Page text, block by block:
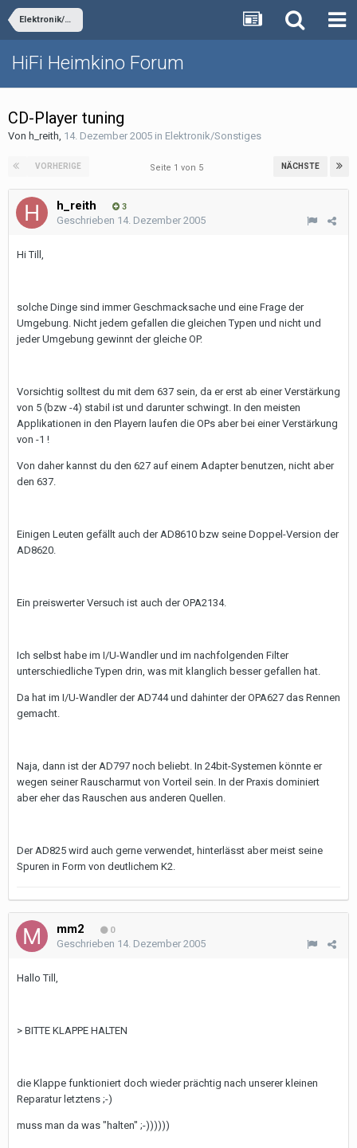
Elektronik/Sonstiges
HiFi Heimkino Forum
CD-Player tuning
Von h_reith, 14. Dezember 2005 in Elektronik/Sonstiges
VORHERIGE NÄCHSTE
Seite 1 von 5
h_reith 3
Geschrieben 14. Dezember 2005
Hi Till,
solche Dinge sind immer Geschmacksache und eine Frage der
Umgebung. Nicht jedem gefallen die gleichen Typen und nicht und
jeder Umgebung gewinnt der gleiche OP.
Vorsichtig solltest du mit dem 637 sein, da er erst ab einer Verstärkung
von 5 (bzw -4) stabil ist und darunter schwingt. In den meisten
Applikationen in den Playern laufen die OPs aber bei einer Verstärkung
von -1 !
Von daher kannst du den 627 auf einem Adapter benutzen, nicht aber
den 637.
Einigen Leuten gefällt auch der AD8610 bzw seine Doppel-Version der
AD8620.
Ein preiswerter Versuch ist auch der OPA2134.
Ich selbst habe im I/U-Wandler und im nachfolgenden Filter
unterschiedliche Typen drin, was mit klanglich besser gefallen hat.
Da hat im I/U-Wandler der AD744 und dahinter der OPA627 das Rennen
gemacht.
Naja, dann ist der AD797 noch beliebt. In 24bit-Systemen könnte er
wegen seiner Rauscharmut von Vorteil sein. In der Praxis dominiert
aber eher das Rauschen aus anderen Quellen.
Der AD825 wird auch gerne verwendet, hinterlässt aber meist seine
Spuren in Form von deutlichem K2.
mm2 0
Geschrieben 14. Dezember 2005
Hallo Till,
> BITTE KLAPPE HALTEN
die Klappe funktioniert doch wieder prächtig nach unserer kleinen
Reparatur letztens ;-)
muss man da was "halten" ;-))))))